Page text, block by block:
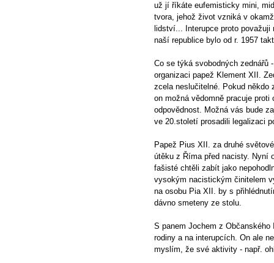
už jí říkáte eufemisticky mini,
tvora, jehož život vzniká v
lidství... Interupce proto
naší republice bylo od r. 1957
Co se týká svobodných zednářů
organizaci papež Klement XII.
zcela neslučitelné. Pokud
on možná vědomně pracuje
odpovědnost. Možná vás bude
ve 20.století prosadili legalizaci
Papež Pius XII. za druhé
útěku z Říma před nacisty. Nyní
fašisté chtěli zabít jako
vysokým nacistickým činitelem
na osobu Pia XII. by s
dávno smeteny ze stolu.
S panem Jochem z
rodiny a na interupcích. On ale
myslím, že své aktivity - např.